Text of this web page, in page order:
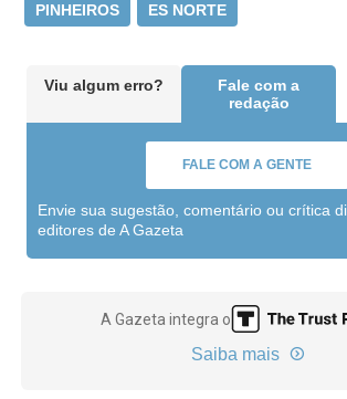
PINHEIROS ES NORTE
Viu algum erro?
Fale com a
redação
FALE COM A GENTE
Envie sua sugestão, comentário ou crítica
editores de A Gazeta
A Gazeta integra o
Saiba mais